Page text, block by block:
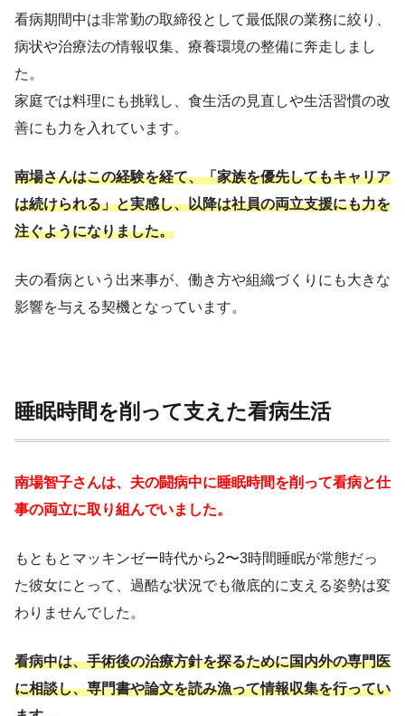
看病期間中は非常勤の取締役として最低限の業務に絞り、
病状や治療法の情報収集、療養環境の整備に奔走しまし
た。
家庭では料理にも挑戦し、食生活の見直しや生活習慣の改
善にも力を入れています。
南場さんはこの経験を経て、「家族を優先してもキャリア
は続けられる」と実感し、以降は社員の両立支援にも力を
注ぐようになりました。
夫の看病という出来事が、働き方や組織づくりにも大きな
影響を与える契機となっています。
睡眠時間を削って支えた看病生活
南場智子さんは、夫の闘病中に睡眠時間を削って看病と仕
事の両立に取り組んでいました。
もともとマッキンゼー時代から2〜3時間睡眠が常態だっ
た彼女にとって、過酷な状況でも徹底的に支える姿勢は変
わりませんでした。
看病中は、手術後の治療方針を探るために国内外の専門医
に相談し、専門書や論文を読み漁って情報収集を行ってい